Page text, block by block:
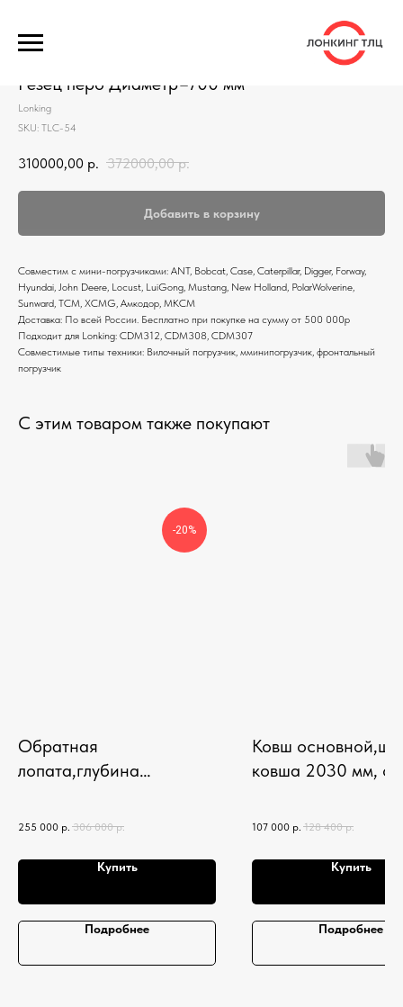
Резец перо Диаметр=700 мм
Lonking
SKU: TLC-54
310000,00 р. 372000,00 р.
Добавить в корзину
Совместим с мини-погрузчиками: ANT, Bobcat, Case, Caterpillar, Digger, Forway,
Hyundai, John Deere, Locust, LuiGong, Mustang, New Holland, PolarWolverine,
Sunward, ТСМ, XCMG, Амкодор, МКСМ
Доставка: По всей России. Бесплатно при покупке на сумму от 500 000р
Подходит для Lonking: CDM312, CDM308, CDM307
Совместимые типы техники: Вилочный погрузчик, мминипогрузчик, фронтальный
погрузчик
С этим товаром также покупают
-20%
Обратная
лопата,глубина
ковша-0,07 м3
255 000 р. 306 000 р.
Купить
Подробнее
Ковш
ковша 2030 мм,
107 000 р. 128 400 р.
Купить
Подробнее